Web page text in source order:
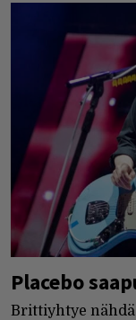
Placebo
Brittiyhtye